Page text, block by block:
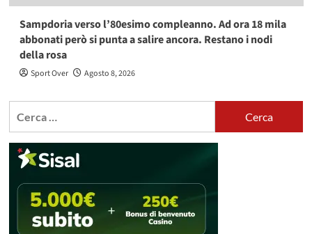
Sampdoria verso l’80esimo compleanno. Ad ora 18 mila
abbonati però si punta a salire ancora. Restano i nodi
della rosa
Sport Over Agosto 8, 2026